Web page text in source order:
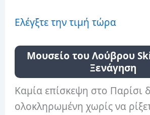
Ελέγξτε την τιμή τώρα
Μουσείο του Λούβρου
Ξενάγηση
Καμία επίσκεψη στο Παρίσι
ολοκληρωμένη χωρίς να